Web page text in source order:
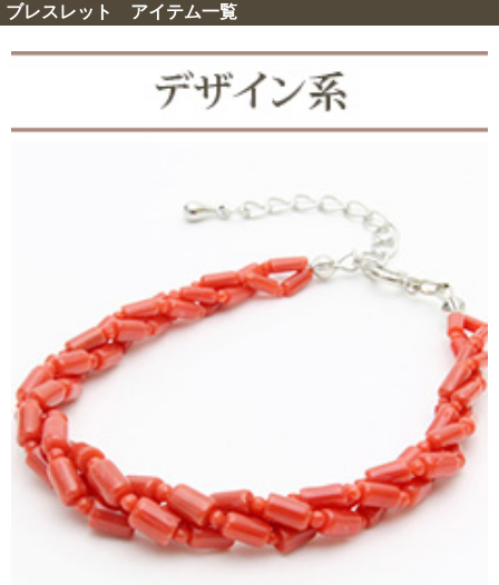
ブレスレット アイテム一覧